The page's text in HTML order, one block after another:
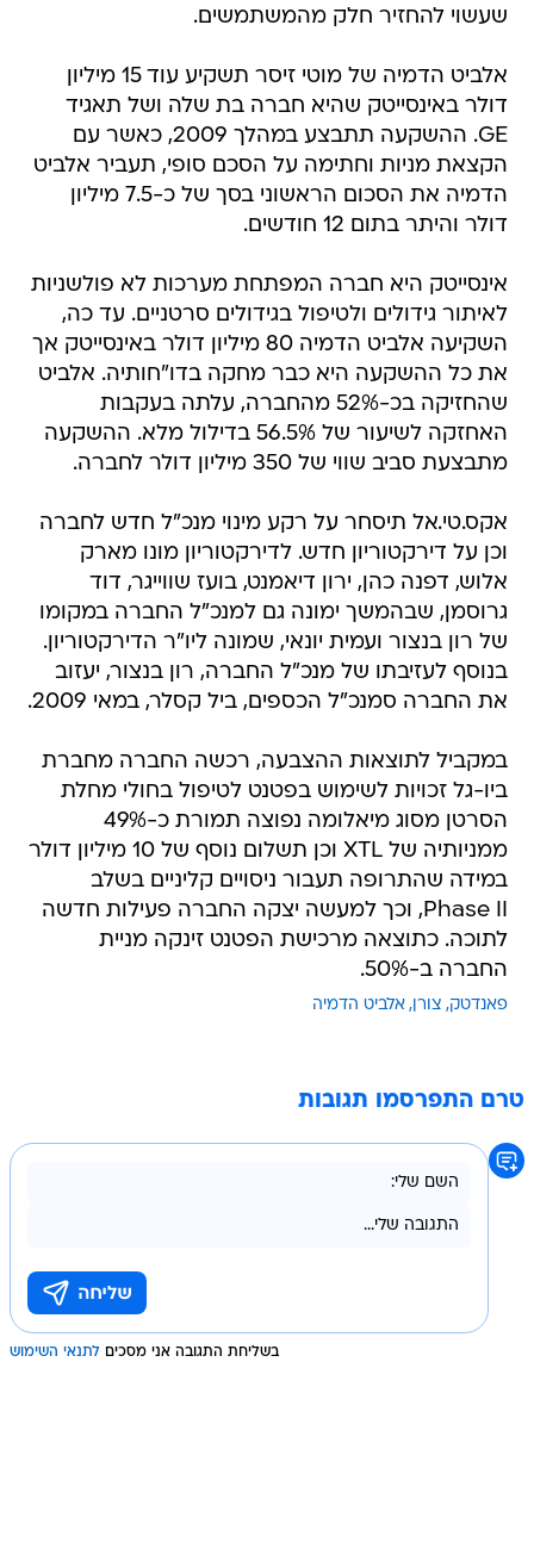
שעשוי להחזיר חלק מהמשתמשים.
אלביט הדמיה של מוטי זיסר תשקיע עוד 15 מיליון
דולר באינסייטק שהיא חברה בת שלה ושל תאגיד
GE. ההשקעה תתבצע במהלך 2009, כאשר עם
הקצאת מניות וחתימה על הסכם סופי, תעביר אלביט
הדמיה את הסכום הראשוני בסך של כ-7.5 מיליון
דולר והיתר בתום 12 חודשים.
אינסייטק היא חברה המפתחת מערכות לא פולשניות
לאיתור גידולים ולטיפול בגידולים סרטניים. עד כה,
השקיעה אלביט הדמיה 80 מיליון דולר באינסייטק אך
את כל ההשקעה היא כבר מחקה בדו"חותיה. אלביט
שהחזיקה בכ-52% מהחברה, עלתה בעקבות
האחזקה לשיעור של 56.5% בדילול מלא. ההשקעה
מתבצעת סביב שווי של 350 מיליון דולר לחברה.
אקס.טי.אל תיסחר על רקע מינוי מנכ"ל חדש לחברה
וכן על דירקטוריון חדש. לדירקטוריון מונו מארק
אלוש, דפנה כהן, ירון דיאמנט, בועז שווייגר, דוד
גרוסמן, שבהמשך ימונה גם למנכ"ל החברה במקומו
של רון בנצור ועמית יונאי, שמונה ליו"ר הדירקטוריון.
בנוסף לעזיבתו של מנכ"ל החברה, רון בנצור, יעזוב
את החברה סמנכ"ל הכספים, ביל קסלר, במאי 2009.
במקביל לתוצאות ההצבעה, רכשה החברה מחברת
ביו-גל זכויות לשימוש בפטנט לטיפול בחולי מחלת
הסרטן מסוג מיאלומה נפוצה תמורת כ-49%
ממניותיה של XTL וכן תשלום נוסף של 10 מיליון דולר
במידה שהתרופה תעבור ניסויים קליניים בשלב
Phase II, וכך למעשה יצקה החברה פעילות חדשה
לתוכה. כתוצאה מרכישת הפטנט זינקה מניית
החברה ב-50%.
פאנדטק צורן אלביט הדמיה
טרם התפרסמו תגובות
בשליחת התגובה אני מסכים לתנאי השימוש